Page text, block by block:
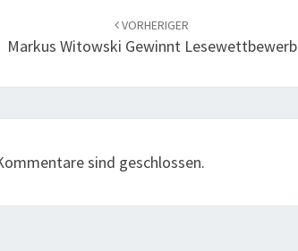
VORHERIGER
Markus Witowski Gewinnt Lesewettbewerb
sind geschlossen.